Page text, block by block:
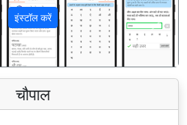
इंस्टॉल करें
अगला
चौपाल